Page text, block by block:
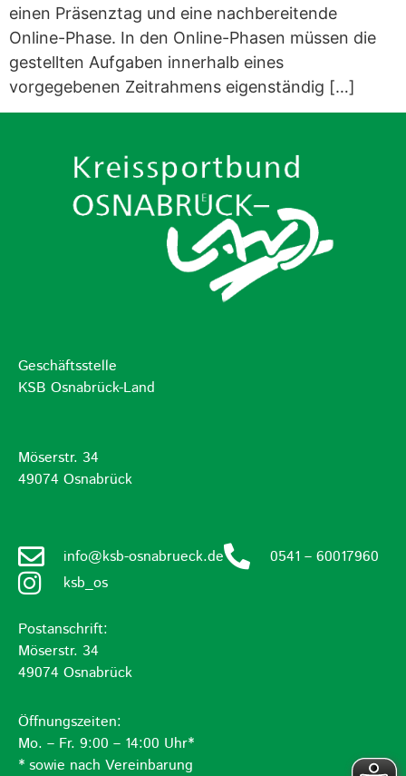
einen Präsenztag und eine nachbereitende
Online-Phase. In den Online-Phasen müssen die
gestellten Aufgaben innerhalb eines
vorgegebenen Zeitrahmens eigenständig […]
Geschäftsstelle
KSB Osnabrück-Land
Möserstr. 34
49074 Osnabrück
info@ksb-osnabrueck.de
0541 – 60017960
ksb_os
Postanschrift:
Möserstr. 34
49074 Osnabrück
Öffnungszeiten:
Mo. – Fr. 9:00 – 14:00 Uhr*
* sowie nach Vereinbarung